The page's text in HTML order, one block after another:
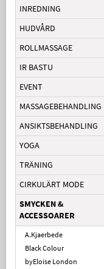
INREDNING
HUDVÅRD
ROLLMASSAGE
IR BASTU
EVENT
MASSAGEBEHANDLING
ANSIKTSBEHANDLING
YOGA
TRÄNING
CIRKULÄRT MODE
SMYCKEN &
ACCESSOARER
A.Kjaerbede
Black Colour
byEloise London